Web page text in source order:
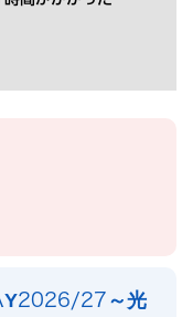
27～光